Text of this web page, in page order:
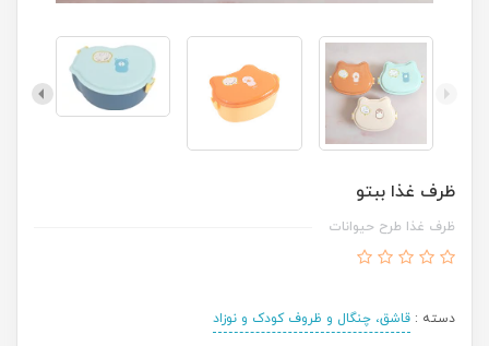
ظرف غذا ببتو
ظرف غذا طرح حیوانات
دسته : قاشق، چنگال و ظروف کودک و نوزاد